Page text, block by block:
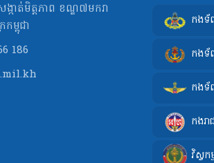
កាត់មិត្ដភាព ខណ្ឌ៧មករា
ម្ពុជា
186
កងទ័
កងទ័
កងទ័
កងរា
វិស្វក